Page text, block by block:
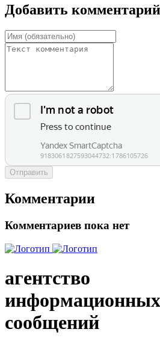
Добавить комментарий
Отправить
Комментарии
Комментариев пока нет
агентство
информационных
сообщений